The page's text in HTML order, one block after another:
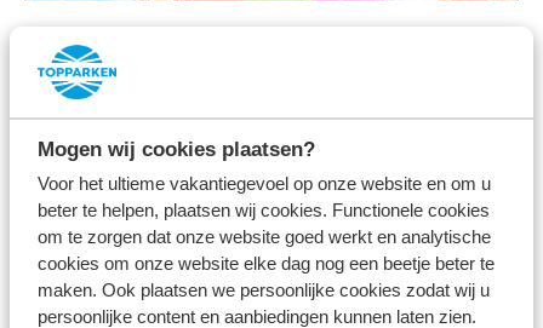
Mogen wij cookies plaatsen?
Voor het ultieme vakantiegevoel op onze website en om u
beter te helpen, plaatsen wij cookies. Functionele cookies
om te zorgen dat onze website goed werkt en analytische
cookies om onze website elke dag nog een beetje beter te
maken. Ook plaatsen we persoonlijke cookies zodat wij u
persoonlijke content en aanbiedingen kunnen laten zien.
Pretpark
Jong en oud beleven een fantastische dag bij
attractiepark Duinrell. Vanaf ons park is het slechts
40 minuten rijden naar Wassenaar, waar Duinrell is
gelegen. De leuke attracties worden gecombineerd
met veel waterpret in het Tikibad. Durven jullie van
alle waterglijbanen te roetsjen?